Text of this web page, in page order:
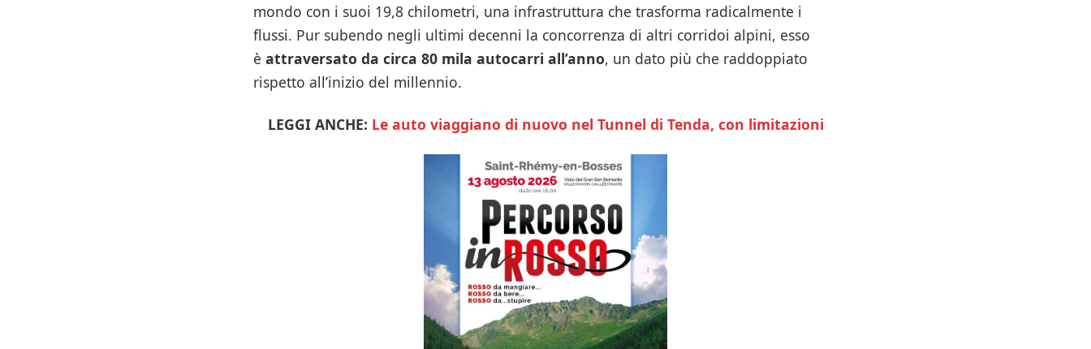
mondo con i suoi 19,8 chilometri, una infrastruttura che trasforma radicalmente i
flussi. Pur subendo negli ultimi decenni la concorrenza di altri corridoi alpini, esso
è attraversato da circa 80 mila autocarri all’anno, un dato più che raddoppiato
rispetto all’inizio del millennio.
LEGGI ANCHE: Le auto viaggiano di nuovo nel Tunnel di Tenda, con limitazioni